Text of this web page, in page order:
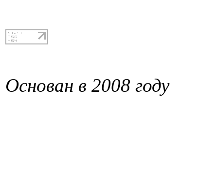
Основан в 2008 году